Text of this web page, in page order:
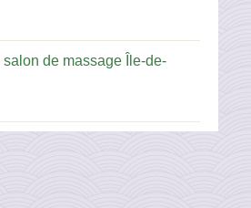
salon de massage Île-de-